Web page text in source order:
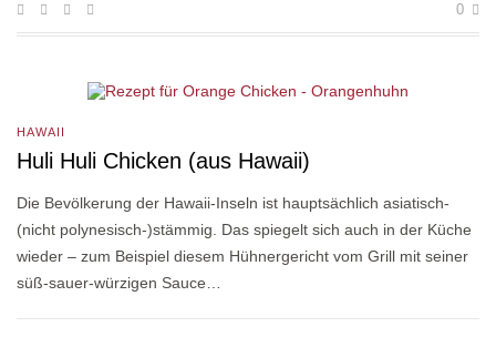
0
HAWAII
Huli Huli Chicken (aus Hawaii)
Die Bevölkerung der Hawaii-Inseln ist hauptsächlich asiatisch-
(nicht polynesisch-)stämmig. Das spiegelt sich auch in der Küche
wieder – zum Beispiel diesem Hühnergericht vom Grill mit seiner
süß-sauer-würzigen Sauce…